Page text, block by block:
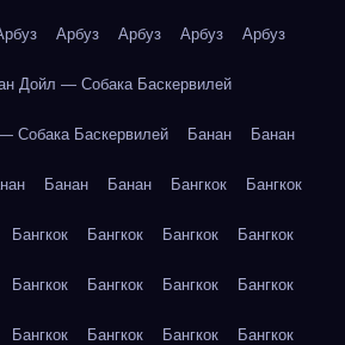
Арбуз Арбуз Арбуз Арбуз
Дойл — Собака Баскервилей
Собака Баскервилей Банан Банан
Банан Банан Бангкок Бангкок
Бангкок Бангкок Бангкок Бангкок
Бангкок Бангкок Бангкок Бангкок
Бангкок Бангкок Бангкок Бангкок